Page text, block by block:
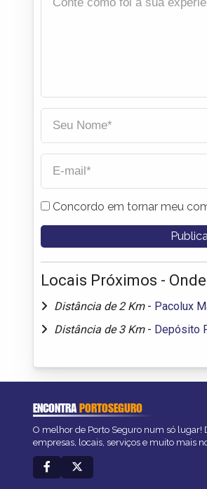
Concordo em tornar meu
Locais Próximos -
Distância de 2 Km - Pacolux
Distância de 3 Km - Depósito
ENCONTRAPORTOSEGURO
O melhor de Porto Seguro num só lugar!
empresas, locais, serviços e muito mais